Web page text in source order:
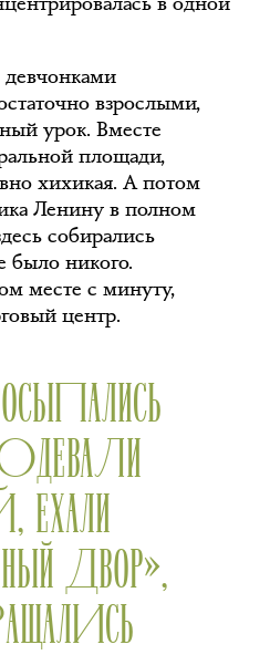
взрослыми,
урок. Вместе
площади,
хихикая. А потом
Ленину в полном
собирались
было никого.
месте с минуту,
центр.
ЕХАЛИ
ДВОР»,